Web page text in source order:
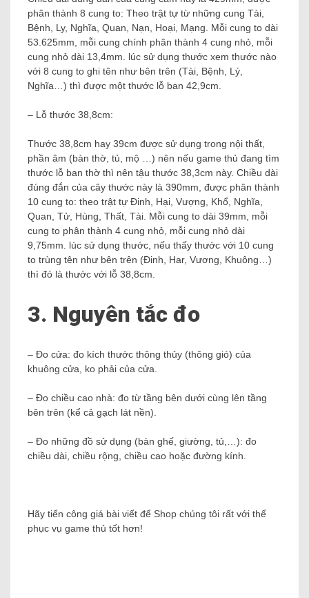
phân thành 8 cung to: Theo trật tự từ những cung Tài,
Bệnh, Ly, Nghĩa, Quan, Nạn, Hoại, Mạng. Mỗi cung to dài
53.625mm, mỗi cung chính phân thành 4 cung nhỏ, mỗi
cung nhỏ dài 13,4mm. lúc sử dụng thước xem thước nào
với 8 cung to ghi tên như bên trên (Tài, Bệnh, Lý,
Nghĩa…) thì được một thước lỗ ban 42,9cm.
– Lỗ thước 38,8cm:
Thước 38,8cm hay 39cm được sử dụng trong nội thất,
phần âm (bàn thờ, tủ, mộ …) nên nếu game thủ đang tìm
thước lỗ ban thờ thì nên tậu thước 38,3cm này. Chiều dài
đúng đắn của cây thước này là 390mm, được phân thành
10 cung to: theo trật tự Đinh, Hại, Vượng, Khổ, Nghĩa,
Quan, Tử, Hùng, Thất, Tài. Mỗi cung to dài 39mm, mỗi
cung to phân thành 4 cung nhỏ, mỗi cung nhỏ dài
9,75mm. lúc sử dụng thước, nếu thấy thước với 10 cung
to trùng tên như bên trên (Đinh, Har, Vương, Khuông…)
thì đó là thước với lỗ 38,8cm.
3. Nguyên tắc đo
– Đo cửa: đo kích thước thông thủy (thông gió) của
khuông cửa, ko phải của cửa.
– Đo chiều cao nhà: đo từ tầng bên dưới cùng lên tầng
bên trên (kể cả gạch lát nền).
– Đo những đồ sử dụng (bàn ghế, giường, tủ,…): đo
chiều dài, chiều rộng, chiều cao hoặc đường kính.
Hãy tiến công giá bài viết để Shop chúng tôi rất với thể
phục vụ game thủ tốt hơn!